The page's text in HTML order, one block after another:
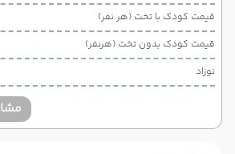
قیمت کودک با تخت (هر نفر)
قیمت کودک بدون تخت (هرنفر)
نوزاد